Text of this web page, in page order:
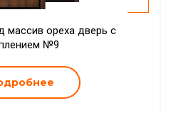
массив ореха дверь с
№9